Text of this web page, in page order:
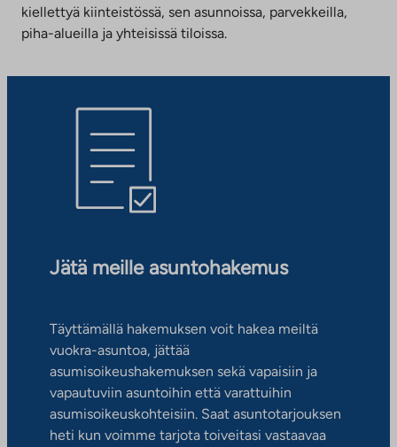
kiellettyä kiinteistössä, sen asunnoissa, parvekkeilla,
piha-alueilla ja yhteisissä tiloissa.
Jätä meille asuntohakemus
Täyttämällä hakemuksen voit hakea meiltä
vuokra-asuntoa, jättää
asumisoikeushakemuksen sekä vapaisiin ja
vapautuviin asuntoihin että varattuihin
asumisoikeuskohteisiin. Saat asuntotarjouksen
heti kun voimme tarjota toiveitasi vastaavaa